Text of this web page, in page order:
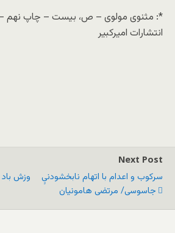
*: مثنوی مولوی – ص، بیست – چاپ
انتشارات امیرکبیر
وزش
Next Post
سرکوب و اعدام با اتهام نابخشودنیِِ
جاسوسی/ مرتضی هامونیان